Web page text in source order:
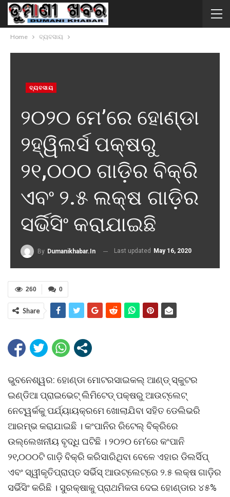
Home ବ୍ୟବସାୟ
ବ୍ୟବସାୟ
୨୦୨୦ ମେ’ରେ ହୋଣ୍ଡା
୨ହ୍ୱିଲର୍ସ ପକ୍ଷରୁ
୨୧,୦୦୦ ଗାଡ଼ିର ବିକ୍ରି
ଏବଂ ୨.୫ ଲକ୍ଷ ଗାଡ଼ିର
ସର୍ଭିସିଂ କରାଯାଇଛି
By Dumanikhabar.in Last updated May 16, 2020
0
260
Share
ଭୁବନେଶ୍ୱର: ହୋଣ୍ଡା ମୋଟରସାଇକଲ୍ ଆଣ୍ଡ୍ ସ୍କୁଟର
ଇଣ୍ଡିଆ ପ୍ରାଇଭେଟ୍ ଲିମିଟେଡ୍ ପକ୍ଷରୁ ଆଉଟ୍ଲେଟ୍
ନେଟ୍ୱର୍କକୁ ପର୍ଯ୍ୟାୟକ୍ରମେ ଖୋଲାଯିବା ସହିତ ଡେଲିଭରି
ଆରମ୍ଭ କରାଯାଇଛି । କଂପାନିର ରିଟେଲ୍ ବିକ୍ରିରେ
ଉଲ୍ଲେଖନୀୟ ବୃଦ୍ଧି ଘଟିଛି । ୨୦୨୦ ମେ’ରେ କଂପାନି
୨୧,୦୦୦ଟି ଗାଡ଼ି ବିକ୍ରି କରିସାରିଥିବା ବେଳେ ଏହାର ଡିଲର୍ସିପ୍
ଏବଂ ସ୍ୱୀକୃତିପ୍ରାପ୍ତ ସର୍ଭିସ୍ ଆଉଟ୍ଲେଟ୍ରେ ୨.୫ ଲକ୍ଷ ଗାଡ଼ିର
ସର୍ଭିସିଂ କରିଛି । ସୁରକ୍ଷାକୁ ପ୍ରାଥମିକତା ଦେଇ ହୋଣ୍ଡାର ୪୫%